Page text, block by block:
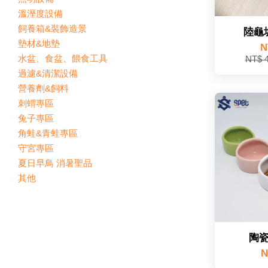
溫溼度設備
飼養箱&裝飾造景
墊材&地墊
水盆、食盆、餵食工具
過濾&清潔設備
營養劑&飼料
刺蝟專區
兔子專區
角蛙&青蛙專區
守宮專區
夏日早鳥 消暑聖品
其他
陸龜
NT$
陶